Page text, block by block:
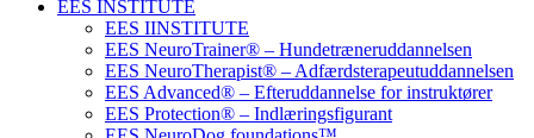
EES INSTITUTE
EES IINSTITUTE
EES NeuroTrainer® – Hundetræneruddannelsen
EES NeuroTherapist® – Adfærdsterapeutuddannelsen
EES Advanced® – Efteruddannelse for instruktører
EES Protection® – Indlæringsfigurant